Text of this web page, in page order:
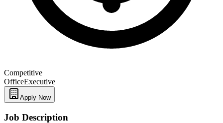
Competitive
OfficeExecutive
Apply Now
Job Description